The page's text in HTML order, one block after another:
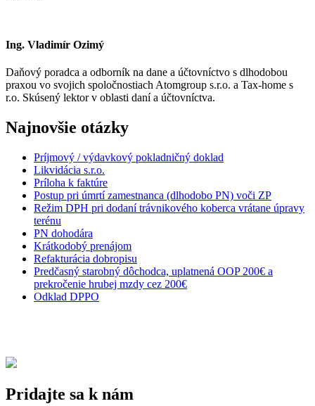
Ing. Vladimír Ozimý
Daňový poradca a odborník na dane a účtovníctvo s dlhodobou
praxou vo svojich spoločnostiach Atomgroup s.r.o. a Tax-home s
r.o. Skúsený lektor v oblasti daní a účtovníctva.
Najnovšie otázky
Príjmový / výdavkový pokladničný doklad
Likvidácia s.r.o.
Príloha k faktúre
Postup pri úmrtí zamestnanca (dlhodobo PN) voči ZP
Režim DPH pri dodaní trávnikového koberca vrátane úpravy
terénu
PN dohodára
Krátkodobý prenájom
Refakturácia dobropisu
Predčasný starobný dôchodca, uplatnená OOP 200€ a
prekročenie hrubej mzdy cez 200€
Odklad DPPO
Pridajte sa k nám